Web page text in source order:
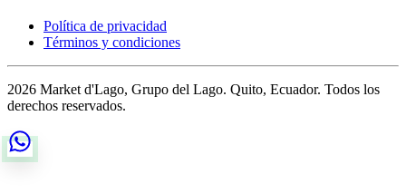
Política de privacidad
Términos y condiciones
2026 Market d'Lago, Grupo del Lago. Quito, Ecuador. Todos los
derechos reservados.